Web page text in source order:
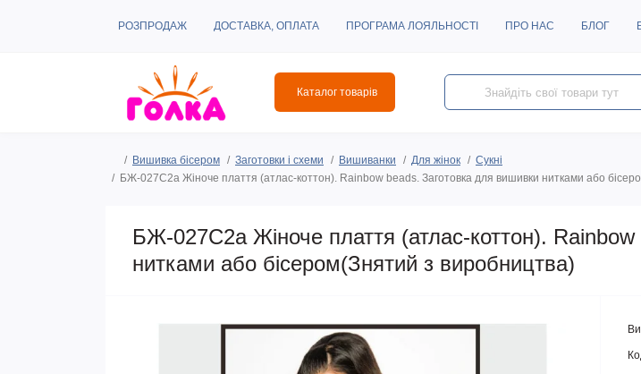
РОЗПРОДАЖ ДОСТАВКА, ОПЛАТА ПРОГРАМА ЛОЯЛЬНОСТІ ПРО НАС БЛОГ
Каталог товарів
Вишивка бісером Заготовки і схеми Вишиванки Для жінок
Сукні
БЖ-027С2а Жіноче плаття (атлас-коттон). Rainbow beads. Заготовка для вишивки нитками або
БЖ-027С2а Жіноче плаття (атлас-коттон).
нитками або бісером(Знятий з виробництва)